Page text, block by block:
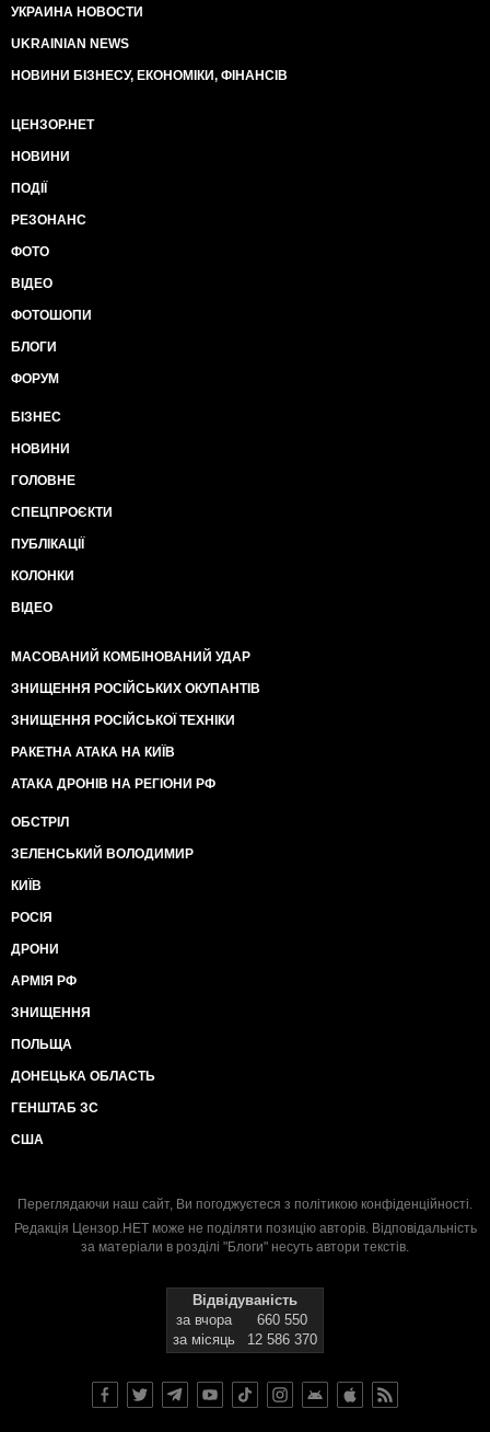
УКРАИНА НОВОСТИ
UKRAINIAN NEWS
НОВИНИ БІЗНЕСУ, ЕКОНОМІКИ, ФІНАНСІВ
ЦЕНЗОР.НЕТ
НОВИНИ
ПОДІЇ
РЕЗОНАНС
ФОТО
ВІДЕО
ФОТОШОПИ
БЛОГИ
ФОРУМ
БІЗНЕС
НОВИНИ
ГОЛОВНЕ
СПЕЦПРОЄКТИ
ПУБЛІКАЦІЇ
КОЛОНКИ
ВІДЕО
МАСОВАНИЙ КОМБІНОВАНИЙ УДАР
ЗНИЩЕННЯ РОСІЙСЬКИХ ОКУПАНТІВ
ЗНИЩЕННЯ РОСІЙСЬКОЇ ТЕХНІКИ
РАКЕТНА АТАКА НА КИЇВ
АТАКА ДРОНІВ НА РЕГІОНИ РФ
ОБСТРІЛ
ЗЕЛЕНСЬКИЙ ВОЛОДИМИР
КИЇВ
РОСІЯ
ДРОНИ
АРМІЯ РФ
ЗНИЩЕННЯ
ПОЛЬЩА
ДОНЕЦЬКА ОБЛАСТЬ
ГЕНШТАБ ЗС
США
Переглядаючи наш сайт, Ви погоджуєтеся з політикою конфіденційності.
Редакція Цензор.НЕТ може не поділяти позицію авторів. Відповідальність
за матеріали в розділі "Блоги" несуть автори текстів.
Відвідуваність
за вчора
660 550
за місяць
12 586 370